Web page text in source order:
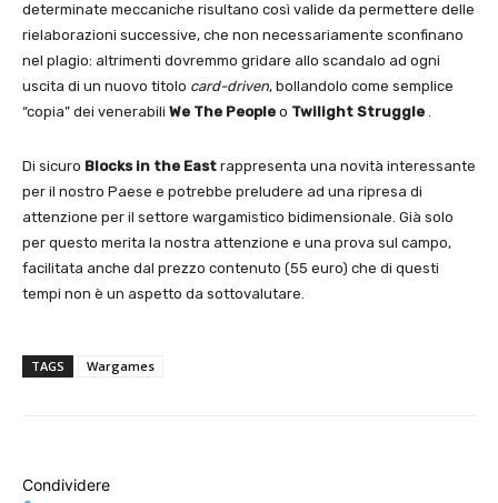
determinate meccaniche risultano così valide da permettere delle
rielaborazioni successive, che non necessariamente sconfinano
nel plagio: altrimenti dovremmo gridare allo scandalo ad ogni
uscita di un nuovo titolo card-driven, bollandolo come semplice
“copia” dei venerabili We The People o Twilight Struggle .
Di sicuro Blocks in the East rappresenta una novità interessante
per il nostro Paese e potrebbe preludere ad una ripresa di
attenzione per il settore wargamistico bidimensionale. Già solo
per questo merita la nostra attenzione e una prova sul campo,
facilitata anche dal prezzo contenuto (55 euro) che di questi
tempi non è un aspetto da sottovalutare.
TAGS Wargames
Condividere